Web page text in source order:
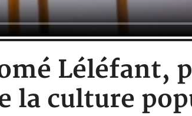
Léléfant,
la culture